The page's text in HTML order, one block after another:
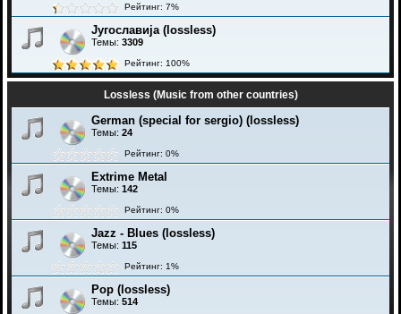
Рейтинг: 7%
Југославија (lossless)
Темы: 3309
Рейтинг: 100%
Lossless (Music from other countries)
German (special for sergio) (lossless)
Темы: 24
Рейтинг: 0%
Extrime Metal
Темы: 142
Рейтинг: 0%
Jazz - Blues (lossless)
Темы: 115
Рейтинг: 1%
Pop (lossless)
Темы: 514